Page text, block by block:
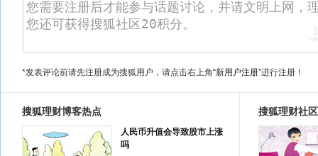
*发表评论前请先注册成为搜狐用户，请点击右上角“新用户注册”进行注册！
搜狐理财博客热点
人民币升值会导致股市上涨
吗
搜狐理财社